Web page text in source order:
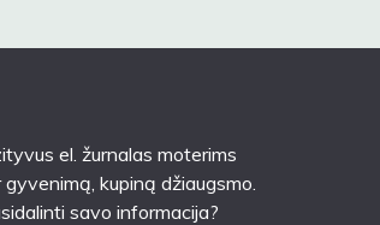
el. žurnalas moterims
kupiną džiaugsmo.
savo informacija?